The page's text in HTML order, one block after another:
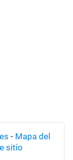
- Mapa del
sitio